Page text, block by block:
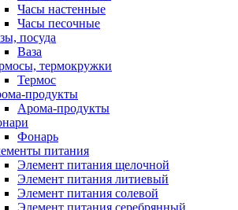
Часы настенные
Часы песочные
посуда
Ваза
термокружки
Термос
продукты
Арома-продукты
Фонарь
питания
Элемент питания щелочной
Элемент питания литиевый
Элемент питания солевой
Элемент питания серебрянный